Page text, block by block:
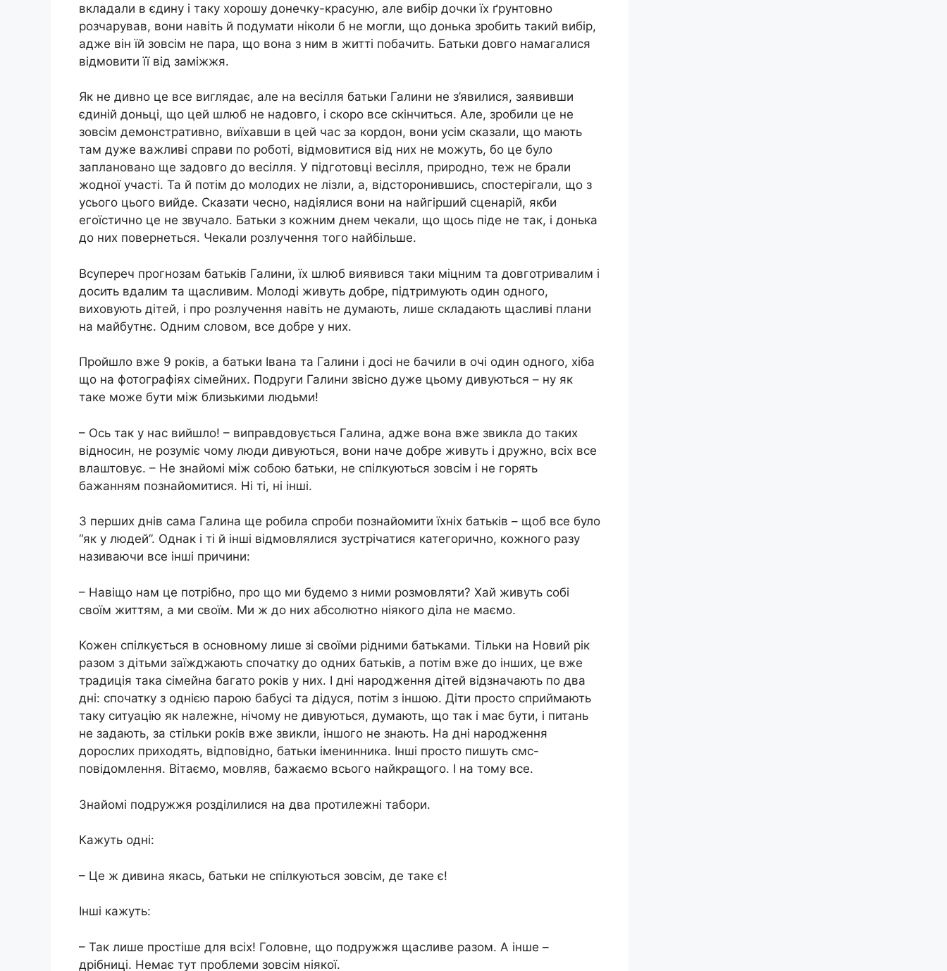
вкладали в єдину і таку хорошу донечку-красуню, але вибір дочки їх ґрунтовно
розчарував, вони навіть й подумати ніколи б не могли, що донька зробить такий вибір,
адже він їй зовсім не пара, що вона з ним в житті побачить. Батьки довго намагалися
відмовити її від заміжжя.
Як не дивно це все виглядає, але на весілля батьки Галини не з’явилися, заявивши
єдиній доньці, що цей шлюб не надовго, і скоро все скінчиться. Але, зробили це не
зовсім демонстративно, виїхавши в цей час за кордон, вони усім сказали, що мають
там дуже важливі справи по роботі, відмовитися від них не можуть, бо це було
заплановано ще задовго до весілля. У підготовці весілля, природно, теж не брали
жодної участі. Та й потім до молодих не лізли, а, відсторонившись, спостерігали, що з
усього цього вийде. Сказати чесно, надіялися вони на найгірший сценарій, якби
егоїстично це не звучало. Батьки з кожним днем чекали, що щось піде не так, і донька
до них повернеться. Чекали розлучення того найбільше.
Всупереч прогнозам батьків Галини, їх шлюб виявився таки міцним та довготривалим і
досить вдалим та щасливим. Молоді живуть добре, підтримують один одного,
виховують дітей, і про розлучення навіть не думають, лише складають щасливі плани
на майбутнє. Одним словом, все добре у них.
Пройшло вже 9 років, а батьки Івана та Галини і досі не бачили в очі один одного, хіба
що на фотографіях сімейних. Подруги Галини звісно дуже цьому дивуються – ну як
таке може бути між близькими людьми!
– Ось так у нас вийшло! – виправдовується Галина, адже вона вже звикла до таких
відносин, не розуміє чому люди дивуються, вони наче добре живуть і дружно, всіх все
влаштовує. – Не знайомі між собою батьки, не спілкуються зовсім і не горять
бажанням познайомитися. Ні ті, ні інші.
З перших днів сама Галина ще робила спроби познайомити їхніх батьків – щоб все було
“як у людей”. Однак і ті й інші відмовлялися зустрічатися категорично, кожного разу
називаючи все інші причини:
– Навіщо нам це потрібно, про що ми будемо з ними розмовляти? Хай живуть собі
своїм життям, а ми своїм. Ми ж до них абсолютно ніякого діла не маємо.
Кожен спілкується в основному лише зі своїми рідними батьками. Тільки на Новий рік
разом з дітьми заїжджають спочатку до одних батьків, а потім вже до інших, це вже
традиція така сімейна багато років у них. І дні народження дітей відзначають по два
дні: спочатку з однією парою бабусі та дідуся, потім з іншою. Діти просто сприймають
таку ситуацію як належне, нічому не дивуються, думають, що так і має бути, і питань
не задають, за стільки років вже звикли, іншого не знають. На дні народження
дорослих приходять, відповідно, батьки іменинника. Інші просто пишуть смс-
повідомлення. Вітаємо, мовляв, бажаємо всього найкращого. І на тому все.
Знайомі подружжя розділилися на два протилежні табори.
Кажуть одні:
– Це ж дивина якась, батьки не спілкуються зовсім, де таке є!
Інші кажуть:
– Так лише простіше для всіх! Головне, що подружжя щасливе разом. А інше –
дрібниці. Немає тут проблеми зовсім ніякої.